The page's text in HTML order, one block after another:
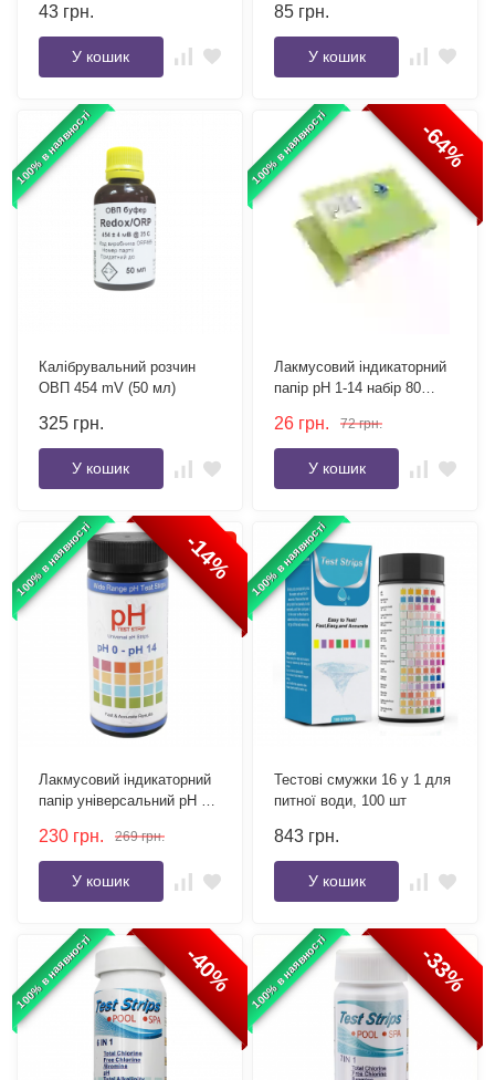
43 грн.
У кошик
85 грн.
У кошик
100% в наявності
Калібрувальний розчин
ОВП 454 mV (50 мл)
325 грн.
У кошик
100% в наявності -64%
Лакмусовий індикаторний
папір pH 1-14 набір 80
26 грн. 72 грн.
У кошик
100% в наявності -14%
Лакмусовий індикаторний
папір універсальний pH 0-
230 грн. 269 грн.
У кошик
100% в наявності
Тестові смужки 16 у 1 для
питної води, 100 шт
843 грн.
У кошик
100% в наявності -40% 100% в наявності -33%